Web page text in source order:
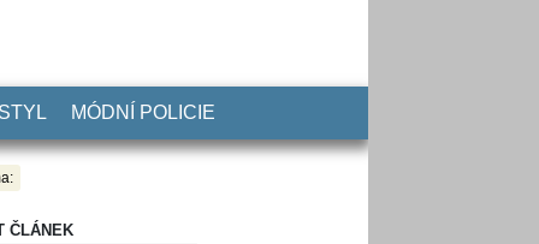
MÓDNÍ POLICIE
ČLÁNEK